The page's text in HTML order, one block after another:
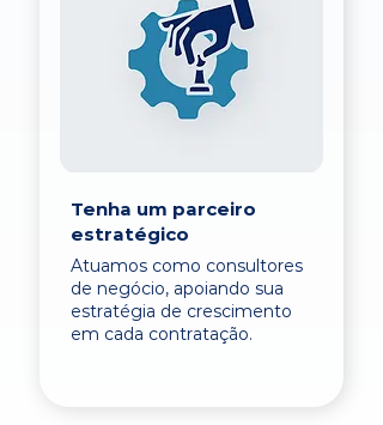
Tenha um parceiro
estratégico
Atuamos como consultores
de negócio, apoiando sua
estratégia de crescimento
em cada contratação.